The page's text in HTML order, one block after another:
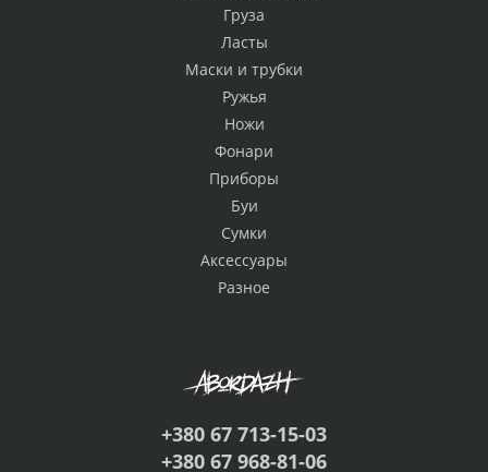
Груза
Ласты
Маски и трубки
Ружья
Ножи
Фонари
Приборы
Буи
Сумки
Аксессуары
Разное
+380 67 713-15-03
+380 67 968-81-06